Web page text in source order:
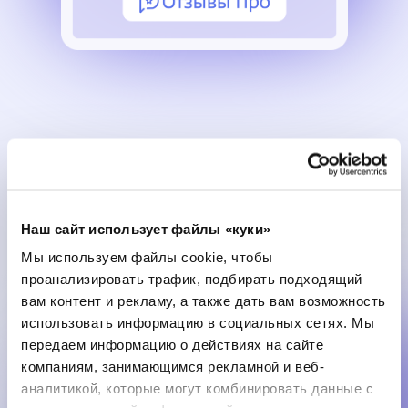
Наш сайт использует файлы «куки»
Мы используем файлы cookie, чтобы
проанализировать трафик, подбирать подходящий
вам контент и рекламу, а также дать вам возможность
использовать информацию в социальных сетях. Мы
передаем информацию о действиях на сайте
компаниям, занимающимся рекламной и веб-
аналитикой, которые могут комбинировать данные с
ЛОР центр
Красноярск
5
средний
59
отзывов